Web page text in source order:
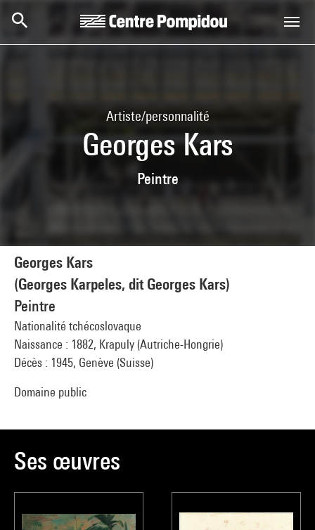
Artiste/personnalité
Georges Kars
Peintre
Georges Kars
(Georges Karpeles, dit Georges Kars)
Peintre
Nationalité tchécoslovaque
Naissance : 1882, Krapuly (Autriche-Hongrie)
Décès : 1945, Genève (Suisse)
Domaine public
Ses œuvres